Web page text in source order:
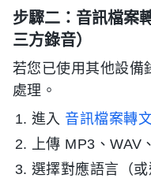
步驟二：音訊檔案
三方錄音）
若您已使用其他設備
處理。
進入 音訊檔案轉
上傳 MP3、WAV
選擇對應語言（